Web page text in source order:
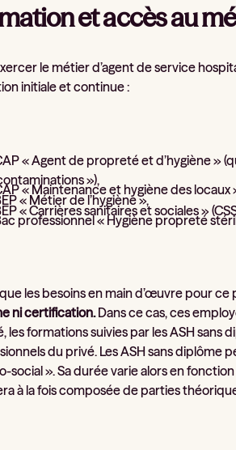
et accès au
le métier d’agent de service
initiale et continue :
« Agent de propreté et d’hygiène »
»),
« Maintenance et hygiène des locaux
« Métier de l’hygiène »,
« Carrières sanitaires et sociales »
professionnel « Hygiène propreté
les besoins en main d’œuvre pour ce
ni certification.Dans ce cas, ces
les formations suivies par les ASH
du privé. Les ASH sans
social ». Sa durée varie alors en
à la fois composée de parties